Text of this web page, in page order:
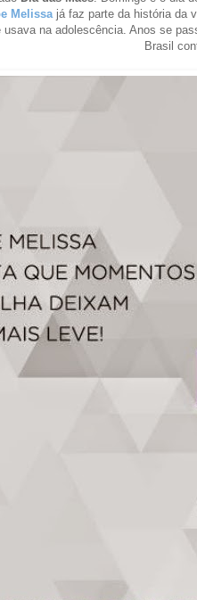
Melissa já faz parte da história da
usava na adolescência. Anos se
Brasil